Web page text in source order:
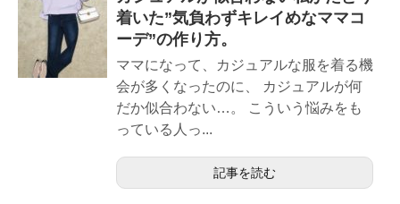
着いた”気負わずキレイめなママコ
ーデ”の作り方。
ママになって、カジュアルな服を着る機
会が多くなったのに、 カジュアルが何
だか似合わない…。 こういう悩みをも
っている人っ...
記事を読む